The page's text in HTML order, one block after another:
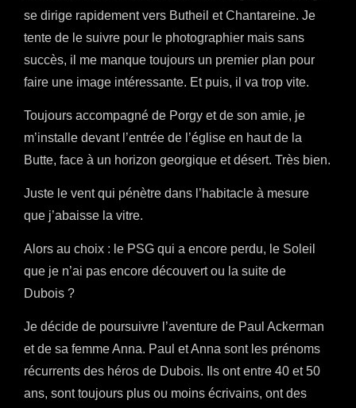
se dirige rapidement vers Butheil et Chantareine. Je
tente de le suivre pour le photographier mais sans
succès, il me manque toujours un premier plan pour
faire une image intéressante. Et puis, il va trop vite.
Toujours accompagné de Porgy et de son amie, je
m’installe devant l’entrée de l’église en haut de la
Butte, face à un horizon georgique et désert. Très bien.
Juste le vent qui pénètre dans l’habitacle à mesure
que j’abaisse la vitre.
Alors au choix : le PSG qui a encore perdu, le Soleil
que je n’ai pas encore découvert ou la suite de
Dubois ?
Je décide de poursuivre l’aventure de Paul Ackerman
et de sa femme Anna. Paul et Anna sont les prénoms
récurrents des héros de Dubois. Ils ont entre 40 et 50
ans, sont toujours plus ou moins écrivains, ont des